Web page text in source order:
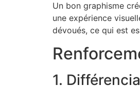
Un bon graphisme
une expérience
dévoués, ce qui est
1.